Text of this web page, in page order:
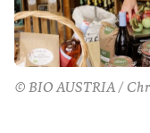
© BIO AUSTRIA /